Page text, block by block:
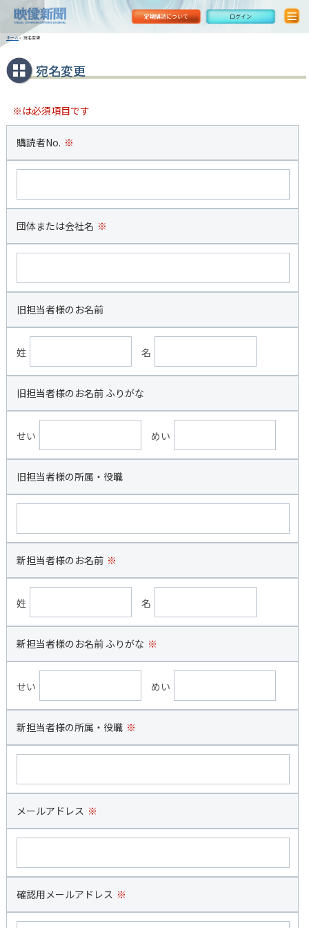
定期購読について ログイン
ホーム> 宛名変更
宛名変更
※は必須項目です
購読者No. ※
団体または会社名 ※
旧担当者様のお名前
姓 名
旧担当者様のお名前 ふりがな
せい めい
旧担当者様の所属・役職
新担当者様のお名前 ※
姓 名
新担当者様のお名前 ふりがな ※
せい めい
新担当者様の所属・役職 ※
メールアドレス ※
確認用メールアドレス ※